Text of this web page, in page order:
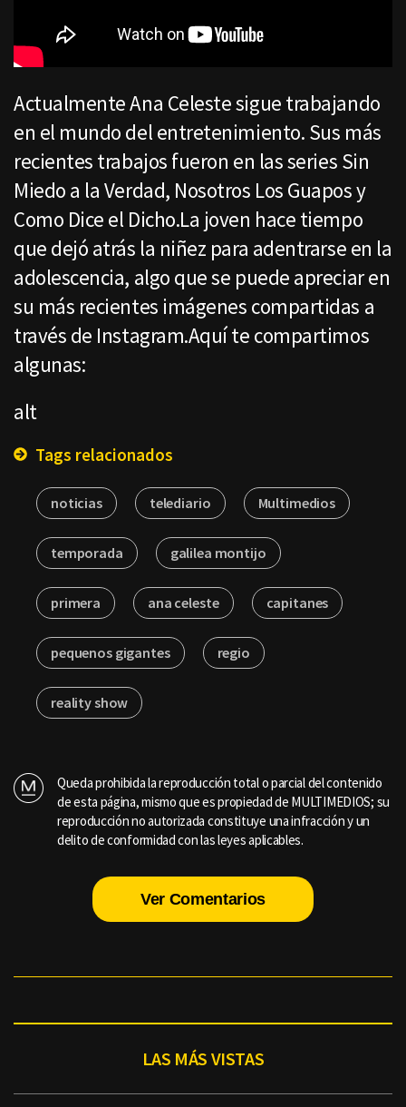
Actualmente Ana Celeste sigue trabajando
en el mundo del entretenimiento. Sus más
recientes trabajos fueron en las series Sin
Miedo a la Verdad, Nosotros Los Guapos y
Como Dice el Dicho.La joven hace tiempo
que dejó atrás la niñez para adentrarse en la
adolescencia, algo que se puede apreciar en
su más recientes imágenes compartidas a
través de Instagram.Aquí te compartimos
algunas:
alt
Tags relacionados
noticias telediario Multimedios
temporada galilea montijo
primera ana celeste capitanes
pequenos gigantes regio
reality show
Queda prohibida la reproducción total o parcial del contenido
de esta página, mismo que es propiedad de MULTIMEDIOS; su
reproducción no autorizada constituye una infracción y un
delito de conformidad con las leyes aplicables.
Ver Comentarios
LAS MÁS VISTAS